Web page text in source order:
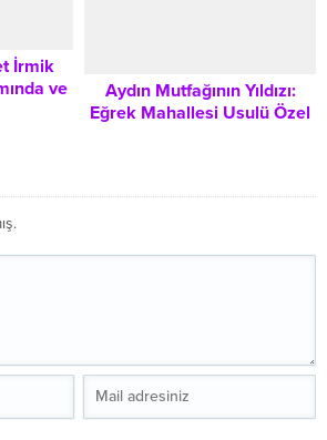
İrmik
ve
Aydın Mutfağının Yıldızı:
Eğrek Mahallesi Usulü Özel